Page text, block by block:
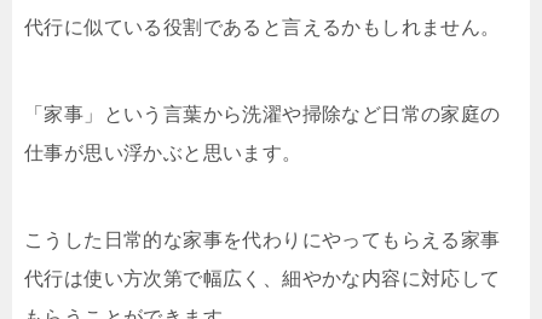
代行に似ている役割であると言えるかもしれません。
「家事」という言葉から洗濯や掃除など日常の家庭の
仕事が思い浮かぶと思います。
こうした日常的な家事を代わりにやってもらえる家事
代行は使い方次第で幅広く、細やかな内容に対応して